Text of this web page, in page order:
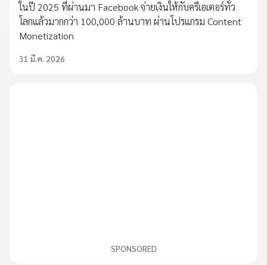
ในปี 2025 ที่ผ่านมา Facebook จ่ายเงินให้กับครีเอเตอร์ทั่ว
โลกแล้วมากกว่า 100,000 ล้านบาท ผ่านโปรแกรม Content
Monetization
31 มี.ค. 2026
SPONSORED